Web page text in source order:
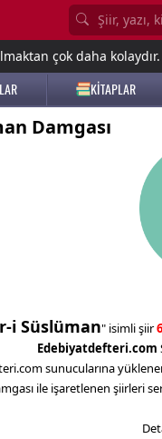
çok daha
KİTAPLAR
Damgası
i Süslüman" isimli şiir
Edebiyatdefteri.com
sunucularına
ile işaretlenen şiirleri